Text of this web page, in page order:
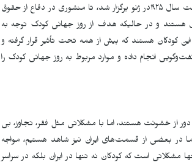
به «کنفرانس جهانی برای رفاه کودکان» که بین نمایندگان ۵۴کشور در ماه آگوست سال ۱۹۲۵در ژنو برگزار شد، تا منشوری در دفاع از حقوق
هستند و در حالیکە هدف از روز جهانی کودک توجه به
کودکان هستند کە بیش از همە تحت تأثیر قرار گرفتە و
انجام دادە و موارد مربوط بە روز جهانی کودک را
از خشونت هستند، اما با مشکلاتی مثل فقر، تجاوز، بی
در بعضی از قسمت‌های ایران نیز شاهد هستیم، مواجە
است که کودکان نە تنها در ایران بلکه در سراسر